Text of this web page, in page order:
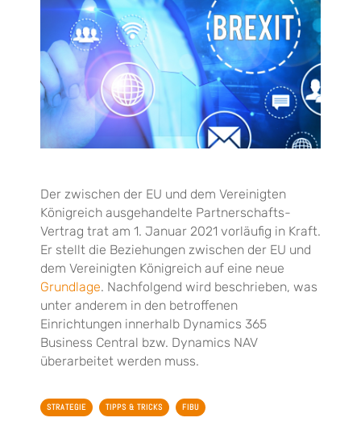
Der zwischen der EU und dem Vereinigten
Königreich ausgehandelte Partnerschafts-
Vertrag trat am 1. Januar 2021 vorläufig in Kraft.
Er stellt die Beziehungen zwischen der EU und
dem Vereinigten Königreich auf eine neue
Grundlage. Nachfolgend wird beschrieben, was
unter anderem in den betroffenen
Einrichtungen innerhalb Dynamics 365
Business Central bzw. Dynamics NAV
überarbeitet werden muss.
STRATEGIE TIPPS & TRICKS FIBU